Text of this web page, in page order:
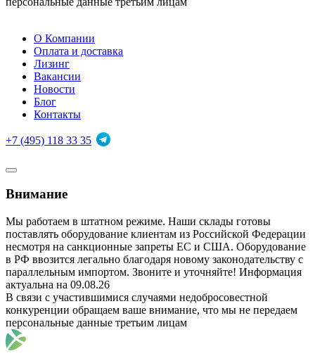
О Компании
Оплата и доставка
Лизинг
Вакансии
Новости
Блог
Контакты
+7 (495) 118 33 35
Внимание
Мы работаем в штатном режиме. Наши склады готовы
поставлять оборудование клиентам из Российской Федерации
несмотря на санкционные запреты ЕС и США. Оборудование
в РФ ввозится легально благодаря новому законодательству с
параллельным импортом. Звоните и уточняйте! Информация
актуальна на 09.08.26
В связи с участившимися случаями недобросовестной
конкуренции обращаем ваше внимание, что мы не передаем
персональные данные третьим лицам